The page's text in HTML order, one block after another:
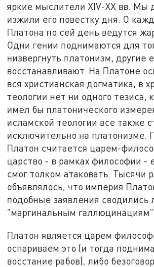
яркие мыслители XIV-XX вв. Мы
изжили его повестку дня. О
Платона по сей день ведутся
Одни гении поднимаются для
низвергнуть платонизм, другие
восстанавливают. На Платоне
вся христианская догматика, в
теологии нет ни одного тезиса,
имел бы платонического
исламской теологии все также
исключительно на платонизме.
Платон считается царем-
царство - в рамках философии -
смог толком атаковать. Тысячи
объявлялось, что империя
подобные заявления сводились
"маргинальным
Платон является царем
оспариваем это (и тогда
восстание рабов), либо